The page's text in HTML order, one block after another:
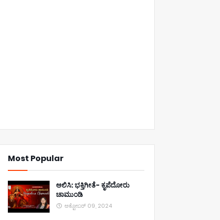
Most Popular
ಆಲಿಸಿ: ಭಕ್ತಿಗೀತೆ- ಕೃಪೆದೋರು
ಚಾಮುಂಡಿ
ಅಕ್ಟೋಬರ್ 09, 2024